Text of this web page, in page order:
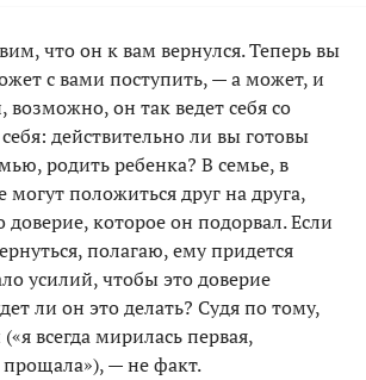
что он к вам вернулся. Теперь вы
с вами поступить, — а может, и
возможно, он так ведет себя со
действительно ли вы готовы
родить ребенка? В семье, в
могут положиться друг на друга,
которое он подорвал. Если
полагаю, ему придется
усилий, чтобы это доверие
ли он это делать? Судя по тому,
всегда мирилась первая,
прощала»), — не факт.